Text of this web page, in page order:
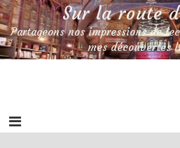
Skip
to
content
Sur la route
Partageons nos impressions de
mes découvertes